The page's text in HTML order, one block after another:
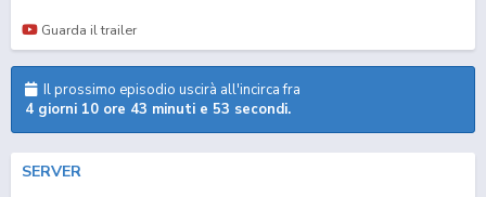
Guarda il trailer
Il prossimo episodio uscirà all'incirca fra
4 giorni 10 ore 43 minuti e 53 secondi.
SERVER